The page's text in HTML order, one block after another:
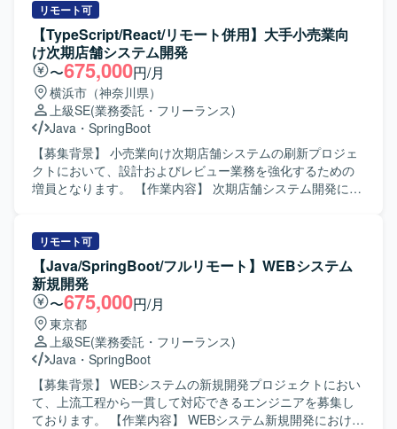
ョンの魅力】 Java＋SpringBootおよびReactを用いたシス
テムに対して、セキュリティ対応やバージョンアップとい
った上流寄りの技術課題に取り組むことができます。AIツ
ールを積極的に活用しながら開発プロセスの改善に携われ
るため、最新の開発スタイルを実践的に習得できます。ユ
ーザーとの直接調整を通じて、技術とビジネスの両面から
スキルを高められるポジションです。 【開発環境】 Java＋
SpringBootを中心としたバックエンド環境と、Reactベース
のフロントエンド環境での開発となります。インフラには
AWSを利用しており、AIツールとしてClaude Codeや
Copilotを併用しながら開発・テスト・レビューを行ってい
定義、基本設計・詳細設計、実装、テストまでの一連の工
程をご担当いただきます。Spring Bootを用いたアプリケー
ション開発や、AWS・Reactを利用した関連機能の改修・追
加も行っていただきます。 【求める人物像】 自発的に課題
や論点を整理し、関係者とコミュニケーションを取りなが
ら推進いただける方を求めております。要件の変化や追加
要望にも柔軟に対応し、品質とスピードのバランスを意識
して取り組める方が望ましいです。 【ポジションの魅力】
大規模なマイグレーションプロジェクトにおいて、上流工
程からテストまで一貫して関わることができるため、要件
定義力から実装力まで幅広いスキルを磨くことができま
ス側との調整経験も積むことができます。 【開発環境】
Java（Spring Boot）を中心としたアプリケーション開発環
境にて、AWS上の基盤およびReactを用いたフロントエンド
環境が組み合わさった構成となっております。
リモート可
【TypeScript/React/リモート併用】大手小売業向
け次期店舗システム開発
〜675,000円/月
横浜市（神奈川県）
上級SE(業務委託・フリーランス)
Java ・ SpringBoot
【募集背景】 小売業向け次期店舗システムの刷新プロジェ
クトにおいて、設計およびレビュー業務を強化するための
増員となります。 【作業内容】 次期店舗システム開発にお
テムへの移管、新機能構築に伴う設計業務を担当していた
だきます。フロントエンドおよびバックエンドの設計レビ
ュー、開発レビュー、テストレビューを行い、オフショア
で作成された設計書や成果物の品質確認も実施していただ
きます。 【求める人物像】 上流工程から主体的に参画し、
関係者とコミュニケーションを取りながらシステム全体を
見渡した設計やレビューができる方を求めています。複数
技術スタックを横断してキャッチアップしつつ、品質にこ
だわって責任感を持って業務を進めていただける方を歓迎
いたします。 【ポジションの魅力】 大手小売業向けの大規
模システム刷新プロジェクトに長期で参画でき、クラウド
リモート可
【Java/SpringBoot/フルリモート】WEBシステム
新規開発
〜675,000円/月
東京都
上級SE(業務委託・フリーランス)
Java ・ SpringBoot
【募集背景】 WEBシステムの新規開発プロジェクトにおい
て、上流工程から一貫して対応できるエンジニアを募集し
ております。 【作業内容】 WEBシステム新規開発における